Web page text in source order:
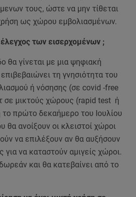
τους, ώστε να μην τίθεται
ως χώρου εμβολιασμένων.
των εισερχομένων ;
θα γίνεται με μια ψηφιακή
τη γνησιότητα του
ή νόσησης (σε covid -free
σε μικτούς χώρους (rapid test ή
το πρώτο δεκαήμερο του Ιουλίου
ανοίξουν οι κλειστοί χώροι
να επιλέξουν αν θα αυξήσουν
για να καταστούν αμιγείς χώροι.
και θα κατεβαίνει από το